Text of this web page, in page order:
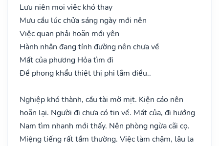
Lưu niên mọi việc khó thay
Mưu cầu lúc chửa sáng ngày mới nên
Việc quan phải hoãn mới yên
Hành nhân đang tính đường nên chưa về
Mất của phương Hỏa tìm đi
Đề phong khẩu thiệt thị phi lắm điều..
Nghiệp khó thành, cầu tài mờ mịt. Kiện cáo nên
hoãn lại. Người đi chưa có tin về. Mất của, đi hướng
Nam tìm nhanh mới thấy. Nên phòng ngừa cãi cọ.
Miệng tiếng rất tầm thường. Việc làm chậm, lâu la